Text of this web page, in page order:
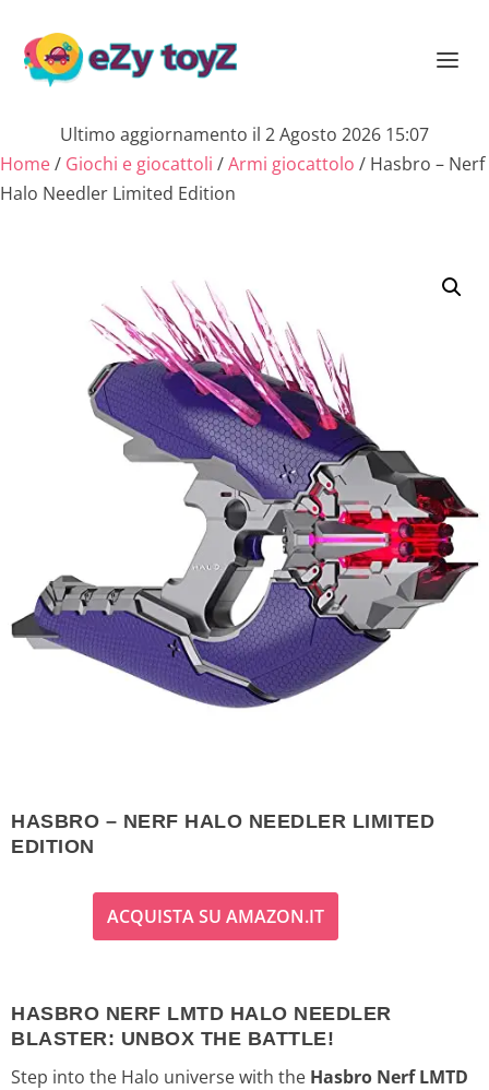
Ultimo aggiornamento il 2 Agosto 2026 15:07
Home/ Giochi e giocattoli /Armi giocattolo / Hasbro – Nerf
Halo Needler Limited Edition
HASBRO – NERF HALO NEEDLER LIMITED
EDITION
ACQUISTA SU AMAZON.IT
HASBRO NERF LMTD HALO NEEDLER
BLASTER: UNBOX THE BATTLE!
Step into the Halo universe with the Hasbro Nerf LMTD